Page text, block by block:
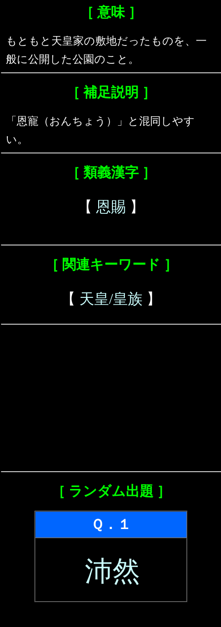
［ 意味 ］
もともと天皇家の敷地だったものを、一
般に公開した公園のこと。
［ 補足説明 ］
「恩寵（おんちょう）」と混同しやす
い。
［ 類義漢字 ］
【 恩賜 】
［ 関連キーワード ］
【 天皇/皇族 】
［ ランダム出題 ］
Ｑ．１
沛然